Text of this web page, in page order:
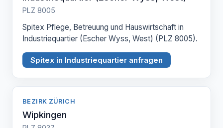
PLZ 8005
Spitex Pflege, Betreuung und Hauswirtschaft in
Industriequartier (Escher Wyss, West) (PLZ 8005).
Spitex in Industriequartier anfragen
BEZIRK ZÜRICH
Wipkingen